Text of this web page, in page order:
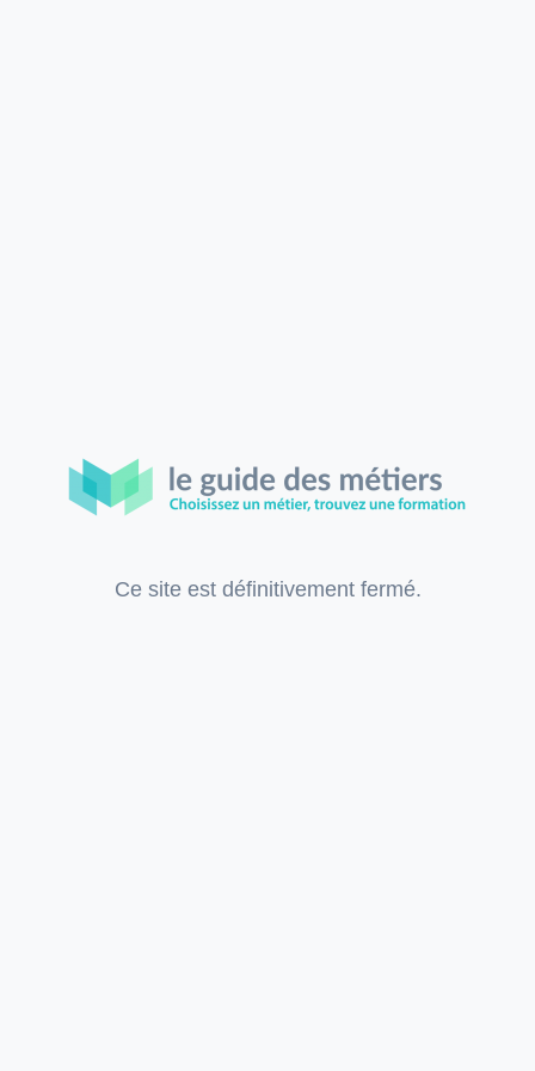
Ce site est définitivement fermé.